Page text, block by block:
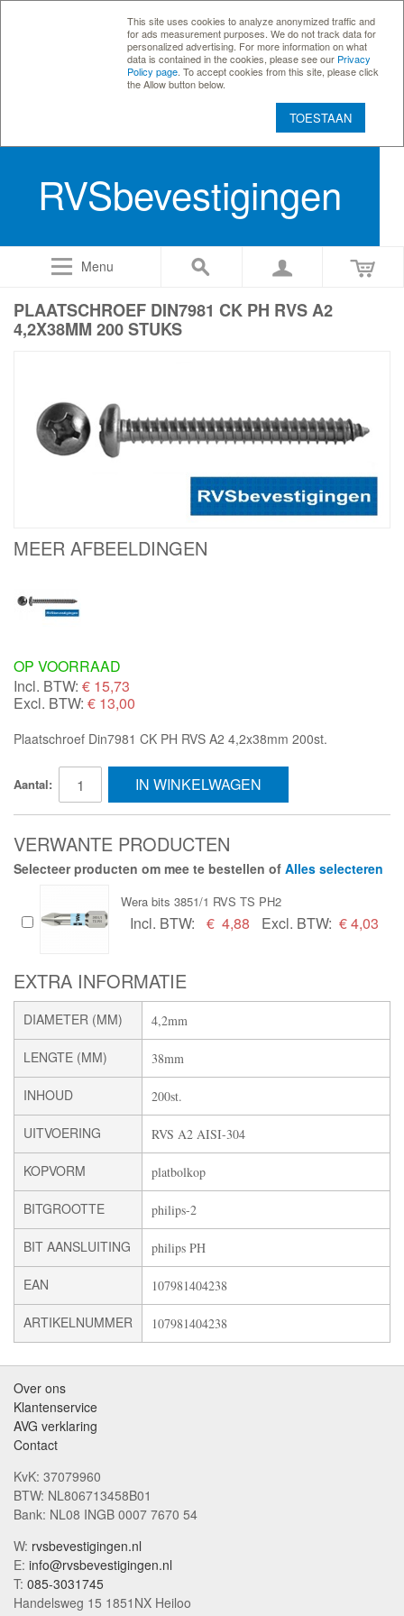
This site uses cookies to analyze anonymized traffic and
for ads measurement purposes. We do not track data for
personalized advertising. For more information on what
data is contained in the cookies, please see our Privacy
Policy page . To accept cookies from this site, please click
the Allow button below.
TOESTAAN
RVSbevestigingen
Menu
PLAATSCHROEF DIN7981 CK PH RVS A2
4,2X38MM 200 STUKS
MEER AFBEELDINGEN
OP VOORRAAD
Incl. BTW: € 15,73
Excl. BTW: € 13,00
Plaatschroef Din7981 CK PH RVS A2 4,2x38mm 200st.
Aantal: IN WINKELWAGEN
VERWANTE PRODUCTEN
Selecteer producten om mee te bestellen of Alles selecteren
Wera bits 3851/1 RVS TS PH2
Incl. BTW: € 4,88 Excl. BTW: € 4,03
EXTRA INFORMATIE
DIAMETER (MM) 4,2mm
LENGTE (MM) 38mm
INHOUD 200st.
UITVOERING RVS A2 AISI-304
KOPVORM platbolkop
BITGROOTTE philips-2
BIT AANSLUITING philips PH
EAN 107981404238
ARTIKELNUMMER 107981404238
Over ons
Klantenservice
AVG verklaring
Contact
KvK: 37079960
BTW: NL806713458B01
Bank: NL08 INGB 0007 7670 54
W: rvsbevestigingen.nl
E: info@rvsbevestigingen.nl
T: 085-3031745
Handelsweg 15 1851NX Heiloo